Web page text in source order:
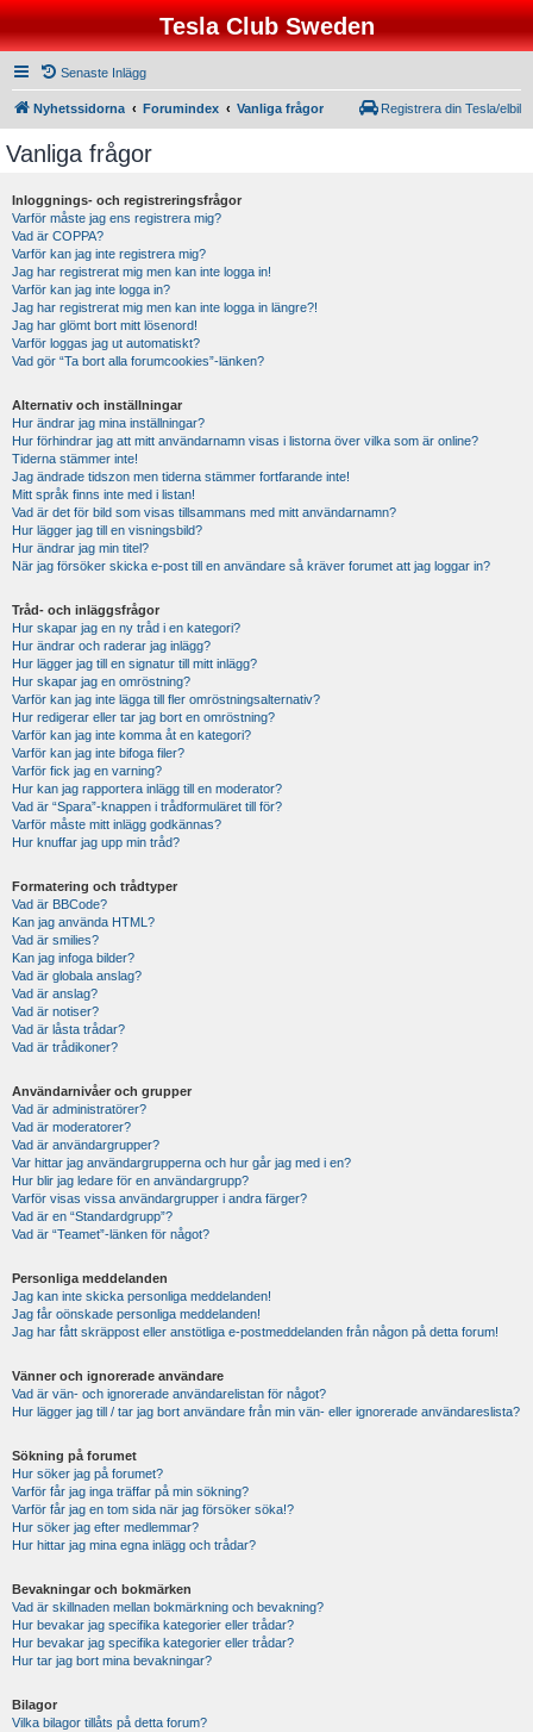
Tesla Club Sweden
Senaste Inlägg
Nyhetssidorna Forumindex Vanliga frågor Registrera din Tesla/elbil
Vanliga frågor
Inloggnings- och registreringsfrågor
Varför måste jag ens registrera mig?
Vad är COPPA?
Varför kan jag inte registrera mig?
Jag har registrerat mig men kan inte logga in!
Varför kan jag inte logga in?
Jag har registrerat mig men kan inte logga in längre?!
Jag har glömt bort mitt lösenord!
Varför loggas jag ut automatiskt?
Vad gör “Ta bort alla forumcookies”-länken?
Alternativ och inställningar
Hur ändrar jag mina inställningar?
Hur förhindrar jag att mitt användarnamn visas i listorna över vilka som är online?
Tiderna stämmer inte!
Jag ändrade tidszon men tiderna stämmer fortfarande inte!
Mitt språk finns inte med i listan!
Vad är det för bild som visas tillsammans med mitt användarnamn?
Hur lägger jag till en visningsbild?
Hur ändrar jag min titel?
När jag försöker skicka e-post till en användare så kräver forumet att jag loggar in?
Tråd- och inläggsfrågor
Hur skapar jag en ny tråd i en kategori?
Hur ändrar och raderar jag inlägg?
Hur lägger jag till en signatur till mitt inlägg?
Hur skapar jag en omröstning?
Varför kan jag inte lägga till fler omröstningsalternativ?
Hur redigerar eller tar jag bort en omröstning?
Varför kan jag inte komma åt en kategori?
Varför kan jag inte bifoga filer?
Varför fick jag en varning?
Hur kan jag rapportera inlägg till en moderator?
Vad är “Spara”-knappen i trådformuläret till för?
Varför måste mitt inlägg godkännas?
Hur knuffar jag upp min tråd?
Formatering och trådtyper
Vad är BBCode?
Kan jag använda HTML?
Vad är smilies?
Kan jag infoga bilder?
Vad är globala anslag?
Vad är anslag?
Vad är notiser?
Vad är låsta trådar?
Vad är trådikoner?
Användarnivåer och grupper
Vad är administratörer?
Vad är moderatorer?
Vad är användargrupper?
Var hittar jag användargrupperna och hur går jag med i en?
Hur blir jag ledare för en användargrupp?
Varför visas vissa användargrupper i andra färger?
Vad är en “Standardgrupp”?
Vad är “Teamet”-länken för något?
Personliga meddelanden
Jag kan inte skicka personliga meddelanden!
Jag får oönskade personliga meddelanden!
Jag har fått skräppost eller anstötliga e-postmeddelanden från någon på detta forum!
Vänner och ignorerade användare
Vad är vän- och ignorerade användarelistan för något?
Hur lägger jag till / tar jag bort användare från min vän- eller ignorerade användareslista?
Sökning på forumet
Hur söker jag på forumet?
Varför får jag inga träffar på min sökning?
Varför får jag en tom sida när jag försöker söka!?
Hur söker jag efter medlemmar?
Hur hittar jag mina egna inlägg och trådar?
Bevakningar och bokmärken
Vad är skillnaden mellan bokmärkning och bevakning?
Hur bevakar jag specifika kategorier eller trådar?
Hur bevakar jag specifika kategorier eller trådar?
Hur tar jag bort mina bevakningar?
Bilagor
Vilka bilagor tillåts på detta forum?